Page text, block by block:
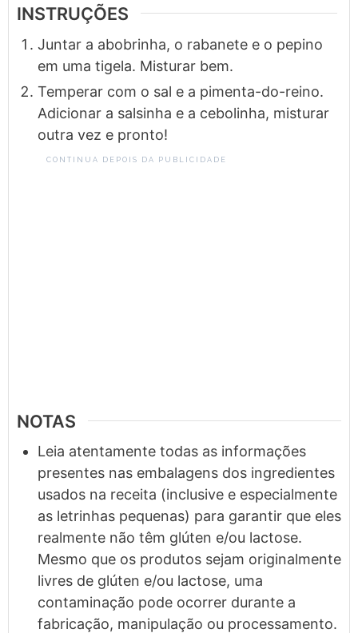
INSTRUÇÕES
Juntar a abobrinha, o rabanete e o pepino
em uma tigela. Misturar bem.
Temperar com o sal e a pimenta-do-reino.
Adicionar a salsinha e a cebolinha, misturar
outra vez e pronto!
CONTINUA DEPOIS DA PUBLICIDADE
NOTAS
Leia atentamente todas as informações
presentes nas embalagens dos ingredientes
usados na receita (inclusive e especialmente
as letrinhas pequenas) para garantir que eles
realmente não têm glúten e/ou lactose.
Mesmo que os produtos sejam originalmente
livres de glúten e/ou lactose, uma
contaminação pode ocorrer durante a
fabricação, manipulação ou processamento.